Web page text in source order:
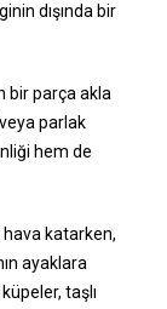
dışında bir
bir parça akla
parlak
hem de
hava katarken,
ayaklara
taşlı